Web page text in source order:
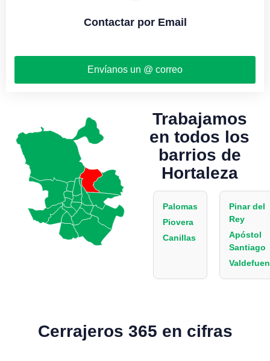
Contactar por Email
Envíanos un @ correo
Trabajamos
en todos los
barrios de
Hortaleza
Palomas
Piovera
Canillas
Pinar del
Rey
Apóstol
Santiago
Cerrajeros 365 en cifras